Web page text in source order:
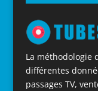
La méthodologie
différentes
passages TV,